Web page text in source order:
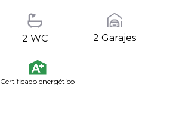
2 WC 2 Garajes
Certificado energético